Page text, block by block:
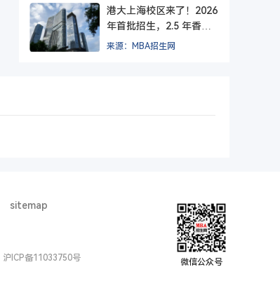
港大上海校区来了！2026
年首批招生，2.5 年香港
+ 1.5 年上海，毕业后拿
来源：MBA招生网
sitemap
沪ICP备11033750号 微信公众号